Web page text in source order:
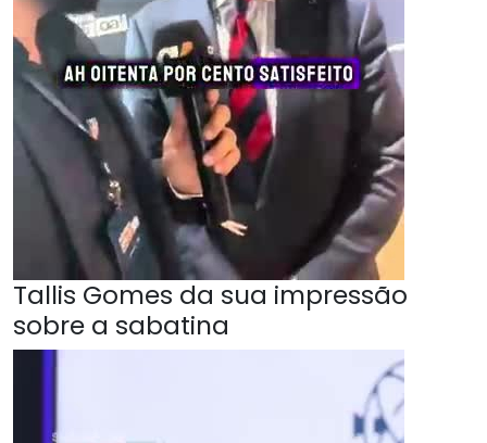
Tallis Gomes da sua impressão
sobre a sabatina